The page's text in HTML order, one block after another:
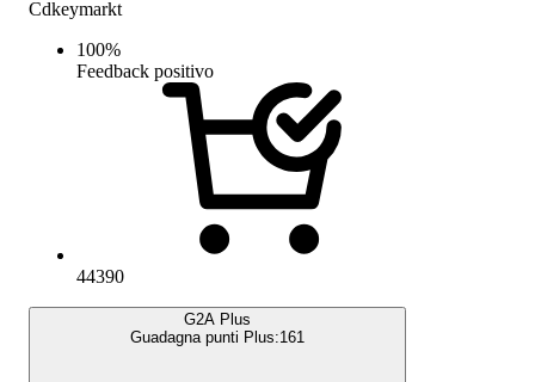
Cdkeymarkt
100%
Feedback positivo
44390
G2A Plus
Guadagna punti Plus:161